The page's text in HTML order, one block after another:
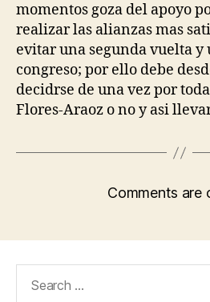
momentos goza del apoyo
realizar las alianzas mas
evitar una segunda vuelta
congreso; por ello debe
decidrse de una vez por
Flores-Araoz o no y asi
Comments are